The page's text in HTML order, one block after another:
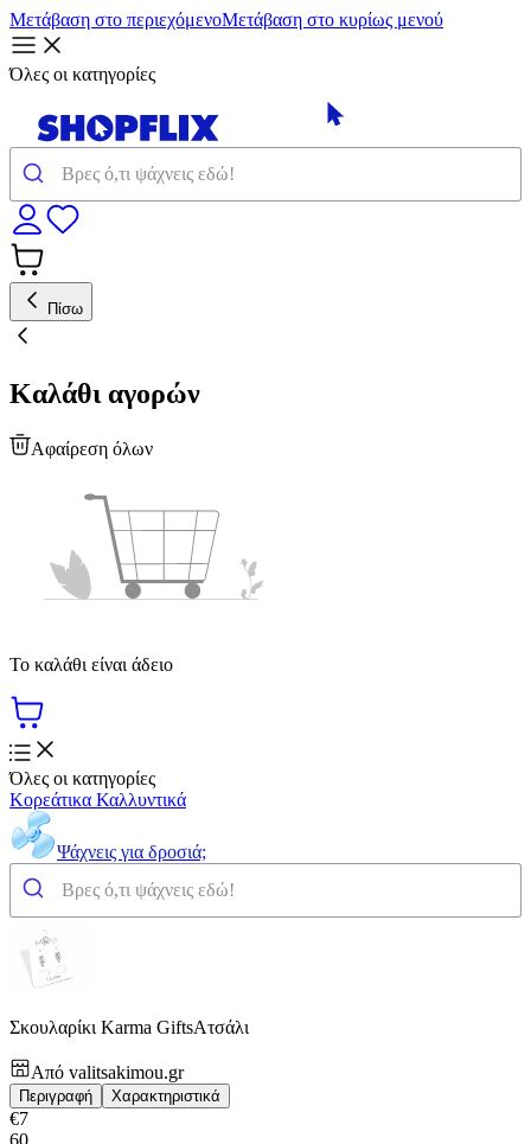
Μετάβαση στο περιεχόμενοΜετάβαση στο κυρίως μενού
Όλες οι κατηγορίες
Πίσω
Καλάθι αγορών
Αφαίρεση όλων
Το καλάθι είναι άδειο
Όλες οι κατηγορίες
Κορεάτικα Καλλυντικά
Ψάχνεις για δροσιά;
Σκουλαρίκι Karma GiftsΑτσάλι
Από valitsakimou.gr
Περιγραφή Χαρακτηριστικά
€7
60